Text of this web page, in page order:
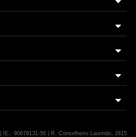
90679131-56 | R. Conselheiro Laurindo, 2815